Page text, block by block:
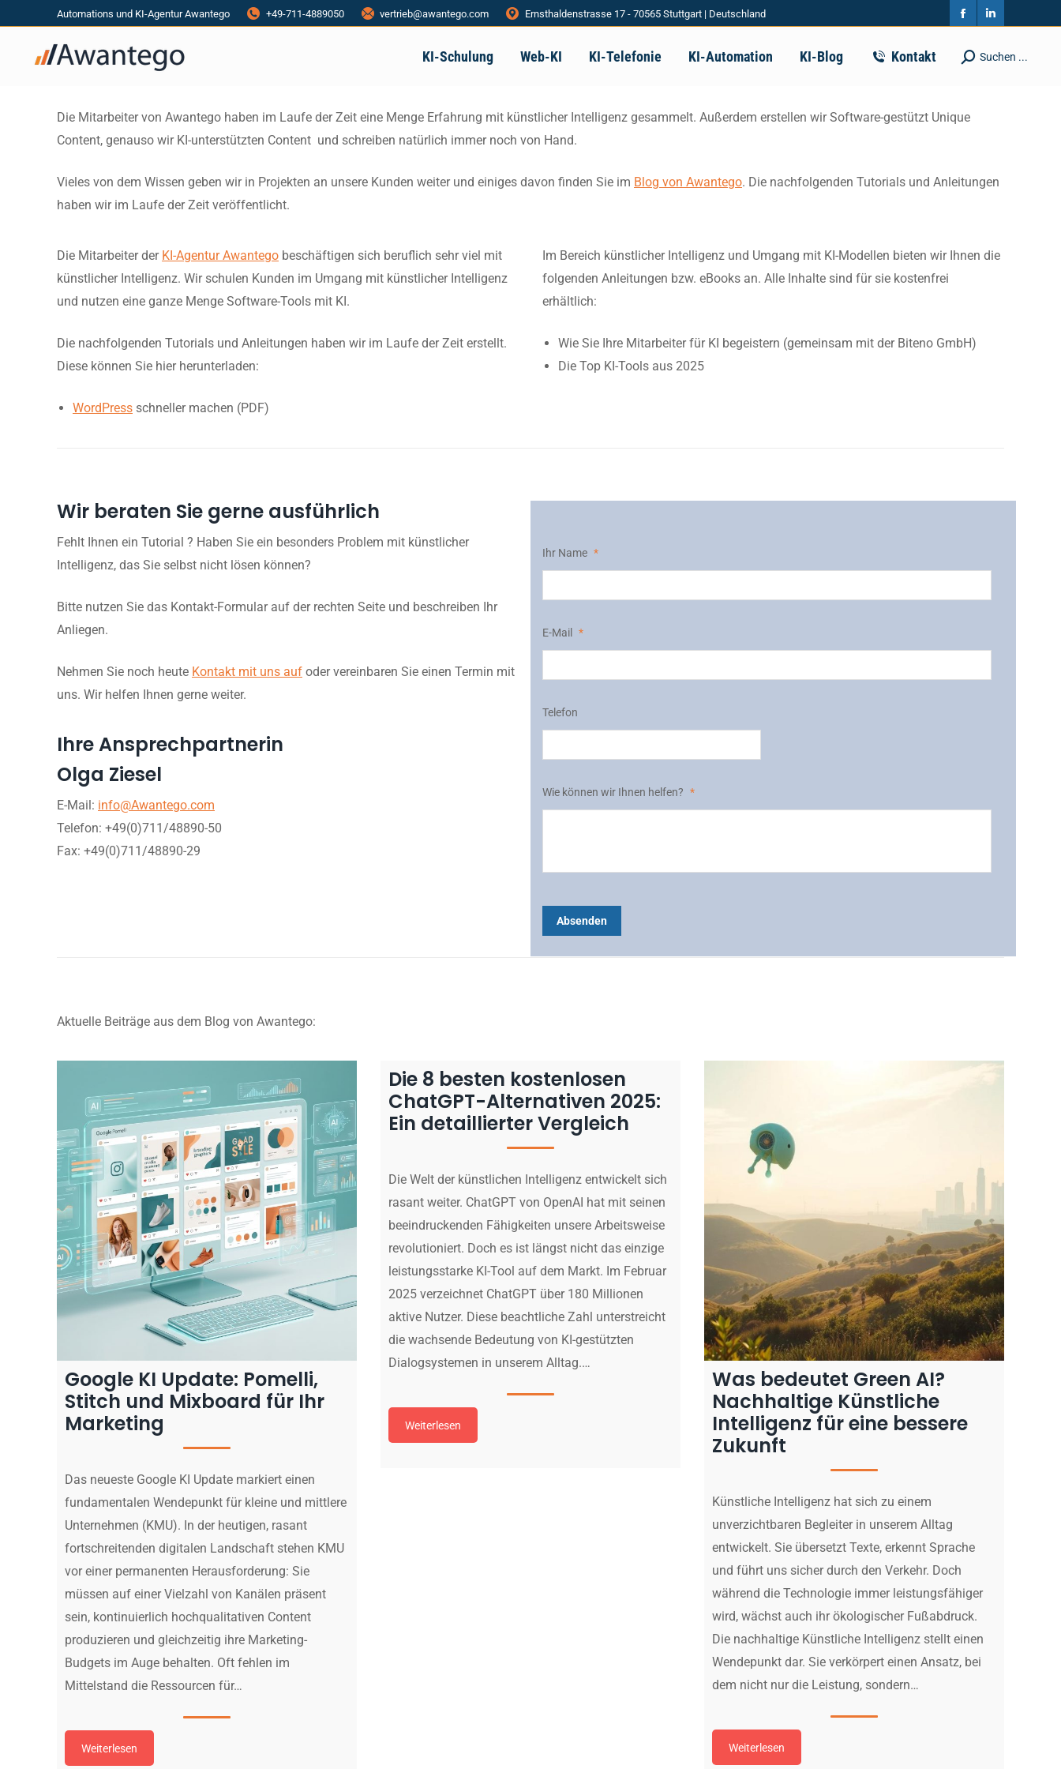
Automations und KI-Agentur Awantego +49-711-4889050 vertrieb@awantego.com Ernsthaldenstrasse 17 - 70565 Stuttgart | Deutschland
Facebook
page
Linkedin
page
KI-Schulung Web-KI KI-Telefonie KI-Automation KI-Blog Kontakt Search:
Suchen ...
Die Mitarbeiter von Awantego haben im Laufe der Zeit eine Menge Erfahrung mit künstlicher Intelligenz gesammelt. Außerdem erstellen wir Software-gestützt Unique
Content, genauso wir KI-unterstützten Content und schreiben natürlich immer noch von Hand.
Vieles von dem Wissen geben wir in Projekten an unsere Kunden weiter und einiges davon finden Sie im Blog von Awantego. Die nachfolgenden Tutorials und Anleitungen
haben wir im Laufe der Zeit veröffentlicht.
Die Mitarbeiter der KI-Agentur Awantego beschäftigen sich beruflich sehr viel mit
künstlicher Intelligenz. Wir schulen Kunden im Umgang mit künstlicher Intelligenz
und nutzen eine ganze Menge Software-Tools mit KI.
Die nachfolgenden Tutorials und Anleitungen haben wir im Laufe der Zeit erstellt.
Diese können Sie hier herunterladen:
WordPress schneller machen (PDF)
Im Bereich künstlicher Intelligenz und Umgang mit KI-Modellen bieten wir Ihnen die
folgenden Anleitungen bzw. eBooks an. Alle Inhalte sind für sie kostenfrei
erhältlich:
Wie Sie Ihre Mitarbeiter für KI begeistern (gemeinsam mit der Biteno GmbH)
Die Top KI-Tools aus 2025
Wir beraten Sie gerne ausführlich
Fehlt Ihnen ein Tutorial ? Haben Sie ein besonders Problem mit künstlicher
Intelligenz, das Sie selbst nicht lösen können?
Bitte nutzen Sie das Kontakt-Formular auf der rechten Seite und beschreiben Ihr
Anliegen.
Nehmen Sie noch heute Kontakt mit uns auf oder vereinbaren Sie einen Termin mit
uns. Wir helfen Ihnen gerne weiter.
Ihre Ansprechpartnerin
Olga Ziesel
E-Mail: info@Awantego.com
Telefon: +49(0)711/48890-50
Fax: +49(0)711/48890-29
Ihr Name *
E-Mail *
Telefon
Wie können wir Ihnen helfen? *
Aktuelle Beiträge aus dem Blog von Awantego:
Google KI Update: Pomelli,
Stitch und Mixboard für Ihr
Marketing
Das neueste Google KI Update markiert einen
fundamentalen Wendepunkt für kleine und mittlere
Unternehmen (KMU). In der heutigen, rasant
fortschreitenden digitalen Landschaft stehen KMU
vor einer permanenten Herausforderung: Sie
müssen auf einer Vielzahl von Kanälen präsent
sein, kontinuierlich hochqualitativen Content
produzieren und gleichzeitig ihre Marketing-
Budgets im Auge behalten. Oft fehlen im
Mittelstand die Ressourcen für…
Weiterlesen
Die 8 besten kostenlosen
ChatGPT-Alternativen 2025:
Ein detaillierter Vergleich
Die Welt der künstlichen Intelligenz entwickelt sich
rasant weiter. ChatGPT von OpenAI hat mit seinen
beeindruckenden Fähigkeiten unsere Arbeitsweise
revolutioniert. Doch es ist längst nicht das einzige
leistungsstarke KI-Tool auf dem Markt. Im Februar
2025 verzeichnet ChatGPT über 180 Millionen
aktive Nutzer. Diese beachtliche Zahl unterstreicht
die wachsende Bedeutung von KI-gestützten
Dialogsystemen in unserem Alltag.…
Weiterlesen
Was bedeutet Green AI?
Nachhaltige Künstliche
Intelligenz für eine bessere
Zukunft
Künstliche Intelligenz hat sich zu einem
unverzichtbaren Begleiter in unserem Alltag
entwickelt. Sie übersetzt Texte, erkennt Sprache
und führt uns sicher durch den Verkehr. Doch
während die Technologie immer leistungsfähiger
wird, wächst auch ihr ökologischer Fußabdruck.
Die nachhaltige Künstliche Intelligenz stellt einen
Wendepunkt dar. Sie verkörpert einen Ansatz, bei
dem nicht nur die Leistung, sondern…
Weiterlesen
in
new
in